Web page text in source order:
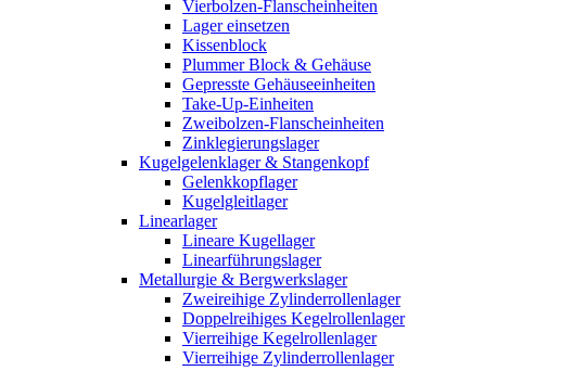
Vierbolzen-Flanscheinheiten
Lager einsetzen
Kissenblock
Plummer Block & Gehäuse
Gepresste Gehäuseeinheiten
Take-Up-Einheiten
Zweibolzen-Flanscheinheiten
Zinklegierungslager
Kugelgelenklager & Stangenkopf
Gelenkkopflager
Kugelgleitlager
Linearlager
Lineare Kugellager
Linearführungslager
Metallurgie & Bergwerkslager
Zweireihige Zylinderrollenlager
Doppelreihiges Kegelrollenlager
Vierreihige Kegelrollenlager
Vierreihige Zylinderrollenlager